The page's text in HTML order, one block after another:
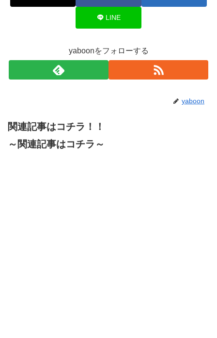
LINE
yaboonをフォローする
yaboon
関連記事はコチラ！！
～関連記事はコチラ～